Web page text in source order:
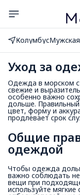
Колумбус
Уход за
Одежда в морском
свежие и
особенно важно
дольше.
цвет, форму и
продлевает срок
Общие
одеждой
Чтобы одежда
важно соблюдать
вещи при
используйте мягкие